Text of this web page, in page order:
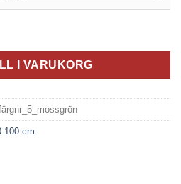
5 mängd
I VARUKORG
100 cm